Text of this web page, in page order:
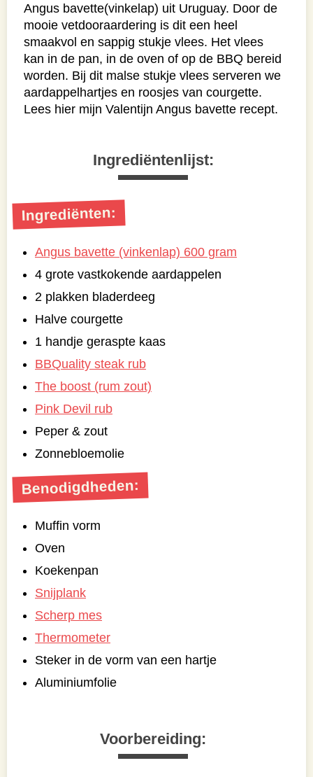
Angus bavette(vinkelap) uit Uruguay. Door de
mooie vetdooraardering is dit een heel
smaakvol en sappig stukje vlees. Het vlees
kan in de pan, in de oven of op de BBQ bereid
worden. Bij dit malse stukje vlees serveren we
aardappelhartjes en roosjes van courgette.
Lees hier mijn Valentijn Angus bavette recept.
Ingrediëntenlijst:
Ingrediënten:
Angus bavette (vinkenlap) 600 gram
4 grote vastkokende aardappelen
2 plakken bladerdeeg
Halve courgette
1 handje geraspte kaas
BBQuality steak rub
The boost (rum zout)
Pink Devil rub
Peper & zout
Zonnebloemolie
Benodigdheden:
Muffin vorm
Oven
Koekenpan
Snijplank
Scherp mes
Thermometer
Steker in de vorm van een hartje
Aluminiumfolie
Voorbereiding: